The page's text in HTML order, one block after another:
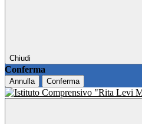
Chiudi
Conferma
Annulla Conferma